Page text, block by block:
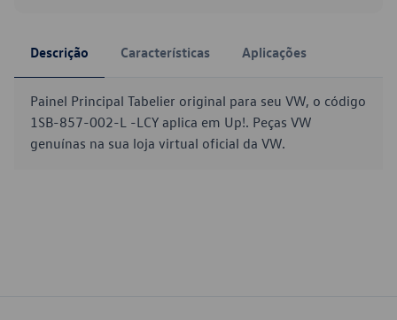
Descrição Características Aplicações
Painel Principal Tabelier original para seu VW, o código
1SB-857-002-L -LCY aplica em Up!. Peças VW
genuínas na sua loja virtual oficial da VW.